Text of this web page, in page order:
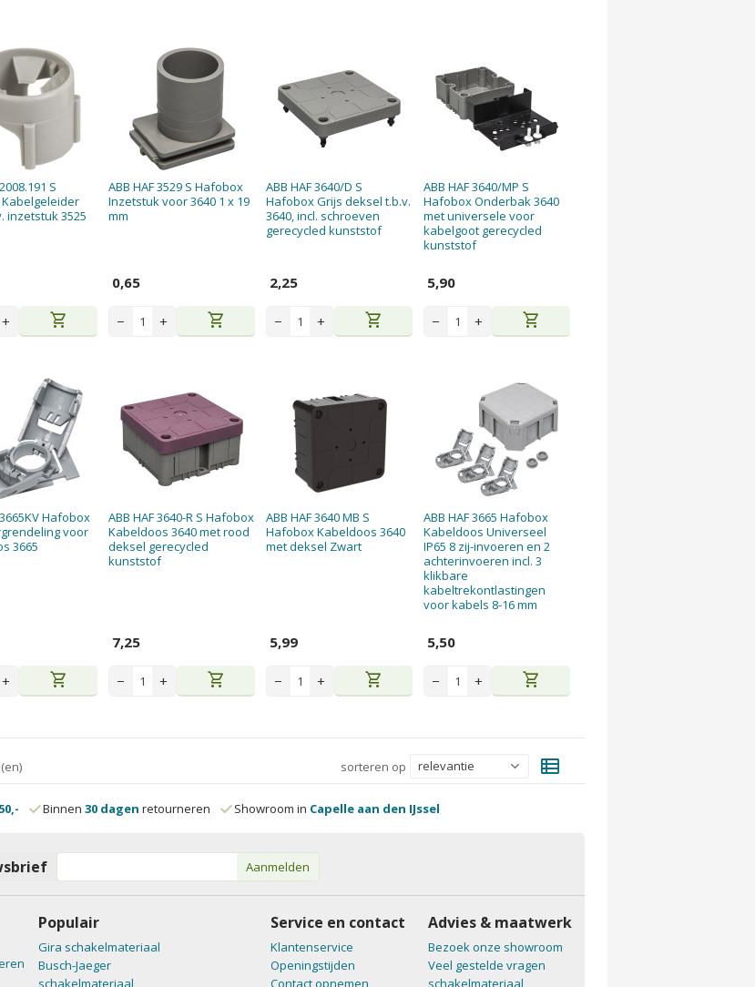
S
inzetstuk 3525
+ shopping_cart
ABB HAF 3529 S Hafobox
Inzetstuk voor 3640 1 x 19
mm
0,65
− + shopping_cart
ABB HAF 3640/D S
Hafobox Grijs deksel t.b.v.
3640, incl. schroeven
gerecycled kunststof
2,25
− + shopping_cart
ABB HAF 3640/MP S
Hafobox Onderbak 3640
met universele voor
kabelgoot gerecycled
kunststof
5,90
− + shopping_cart
Hafobox
voor
3665
+ shopping_cart
ABB HAF 3640-R S Hafobox
Kabeldoos 3640 met rood
deksel gerecycled
kunststof
7,25
− + shopping_cart
ABB HAF 3640 MB S
Hafobox Kabeldoos 3640
met deksel Zwart
5,99
− + shopping_cart
ABB HAF 3665 Hafobox
Kabeldoos Universeel
IP65 8 zij-invoeren en 2
achterinvoeren incl. 3
klikbare
kabeltrekontlastingen
voor kabels 8-16 mm
5,50
− + shopping_cart
sorteren op view_list
Binnen 30 dagen retourneren Showroom in Capelle aan den IJssel
Aanmelden
Populair
Gira schakelmateriaal
Busch-Jaeger
schakelmateriaal
Service en contact
Klantenservice
Openingstijden
Contact opnemen
Advies & maatwerk
Bezoek onze showroom
Veel gestelde vragen
schakelmateriaal